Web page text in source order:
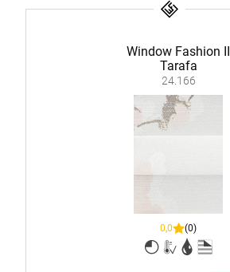
Window Fashion II
Tarafa
24.166
0,0 (0)